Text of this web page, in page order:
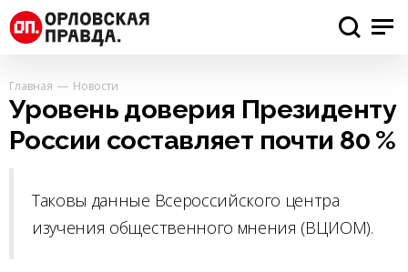
Главная Новости
Уровень доверия Президенту
России составляет почти 80 %
Таковы данные Всероссийского центра
изучения общественного мнения (ВЦИОМ).